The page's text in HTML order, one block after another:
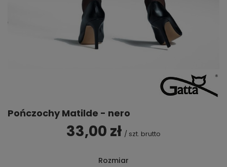
Pończochy Matilde - nero
33,00 zł / szt. brutto
Rozmiar